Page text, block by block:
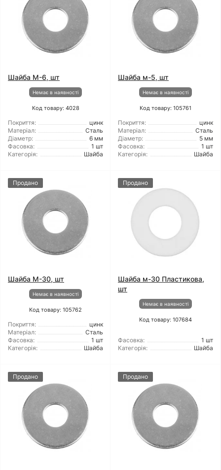
Шайба М-6, шт
Немає в наявності
Код товару: 4028
Покриття:
цинк
Матеріал:
Сталь
Діаметр:
6 мм
Фасовка:
1 шт
Категорія:
Шайба
Шайба м-5, шт
Немає в наявності
Код товару: 105761
Покриття:
цинк
Матеріал:
Сталь
Діаметр:
5 мм
Фасовка:
1 шт
Категорія:
Шайба
Продано
Шайба М-30, шт
Немає в наявності
Код товару: 105762
Покриття:
цинк
Матеріал:
Сталь
Фасовка:
1 шт
Категорія:
Шайба
Продано
Шайба м-30 Пластикова,
шт
Немає в наявності
Код товару: 107684
Фасовка:
1 шт
Категорія:
Шайба
Продано Продано